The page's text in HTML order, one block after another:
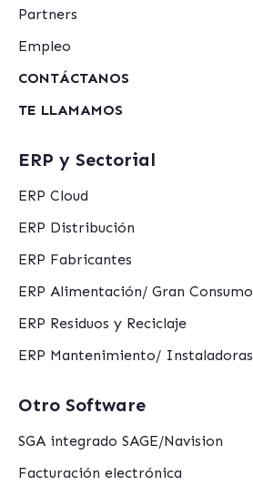
Partners
Empleo
CONTÁCTANOS
TE LLAMAMOS
ERP y Sectorial
ERP Cloud
ERP Distribución
ERP Fabricantes
ERP Alimentación/ Gran Consumo
ERP Residuos y Reciclaje
ERP Mantenimiento/ Instaladoras
Otro Software
SGA integrado SAGE/Navision
Facturación electrónica